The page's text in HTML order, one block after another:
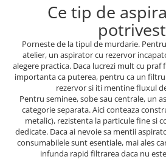
Ce tip de
Porneste de la tipul de murdarie.
atelier, un aspirator cu rezervor
alegere practica. Daca lucrezi mult cu
importanta ca puterea, pentru ca un
rezervor si iti mentine fluxul
Pentru seminee, sobe sau centrale, un
categorie separata. Aici conteaza
metalic), rezistenta la particule fine si
dedicate. Daca ai nevoie sa mentii
consumabilele sunt esentiale, mai ales
infunda rapid filtrarea daca nu